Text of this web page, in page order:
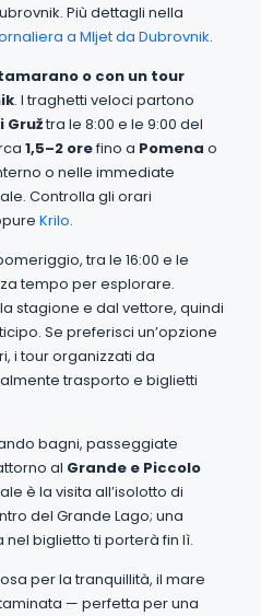
Più dettagli nella
a Mljet da Dubrovnik.
o con un tour
. I traghetti veloci partono
Gružtra le 8:00 e le 9:00 del
1,5–2 orefino a Pomena o
o nelle immediate
Controlla gli orari
Krilo.
tra le 16:00 e le
tempo per esplorare.
stagione e dal vettore, quindi
Se preferisci un’opzione
i tour organizzati da
trasporto e biglietti
bagni, passeggiate
al Grande e Piccolo
è la visita all’isolotto di
del Grande Lago; una
biglietto ti porterà fin lì.
per la tranquillità, il mare
— perfetta per una